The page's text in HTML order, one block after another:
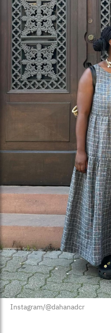
Instagram/@dahanadcr